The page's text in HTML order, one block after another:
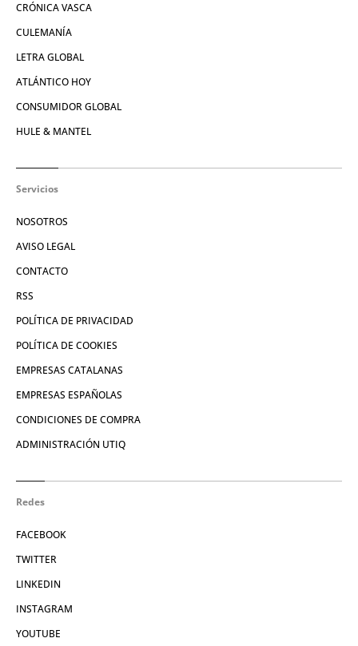
CRÓNICA VASCA
CULEMANÍA
LETRA GLOBAL
ATLÁNTICO HOY
CONSUMIDOR GLOBAL
HULE & MANTEL
Servicios
NOSOTROS
AVISO LEGAL
CONTACTO
RSS
POLÍTICA DE PRIVACIDAD
POLÍTICA DE COOKIES
EMPRESAS CATALANAS
EMPRESAS ESPAÑOLAS
CONDICIONES DE COMPRA
ADMINISTRACIÓN UTIQ
Redes
FACEBOOK
TWITTER
LINKEDIN
INSTAGRAM
YOUTUBE